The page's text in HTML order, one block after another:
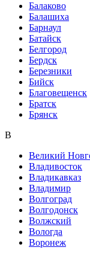
Балаково
Балашиха
Барнаул
Батайск
Белгород
Бердск
Березники
Бийск
Благовещенск
Братск
Брянск
В
Великий
Владивосток
Владикавказ
Владимир
Волгоград
Волгодонск
Волжский
Вологда
Воронеж